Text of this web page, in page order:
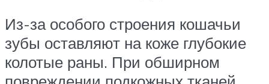
Из-за особого строения кошачьи
зубы оставляют на коже глубокие
колотые раны. При обширном